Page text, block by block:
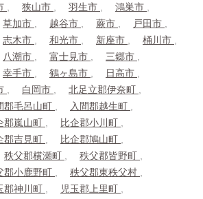
狭山市 羽生市
鴻巣市
草加市 越谷市 蕨市
戸田市
志木市 和光市 新座市
桶川市
八潮市 富士見市
三郷市
幸手市 鶴ヶ島市
日高市
白岡市
北足立郡伊奈町
郡毛呂山町
入間郡越生町
郡嵐山町
比企郡小川町
郡吉見町
比企郡鳩山町
秩父郡横瀬町
秩父郡皆野町
郡小鹿野町
秩父郡東秩父村
郡神川町
児玉郡上里町